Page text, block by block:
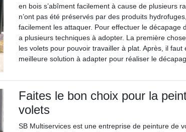
en bois s’abîment facilement à cause de plusieurs
n’ont pas été préservés par des produits
facilement les attaquer. Pour effectuer le décapage
a plusieurs techniques à adopter. La première
les volets pour pouvoir travailler à plat. Après, il faut
meilleure solution à adapter pour réaliser le
Faites le bon choix pour la
volets
SB Multiservices est une entreprise de peinture de